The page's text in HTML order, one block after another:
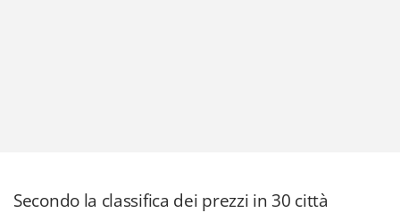
Secondo la classifica dei prezzi in 30 città